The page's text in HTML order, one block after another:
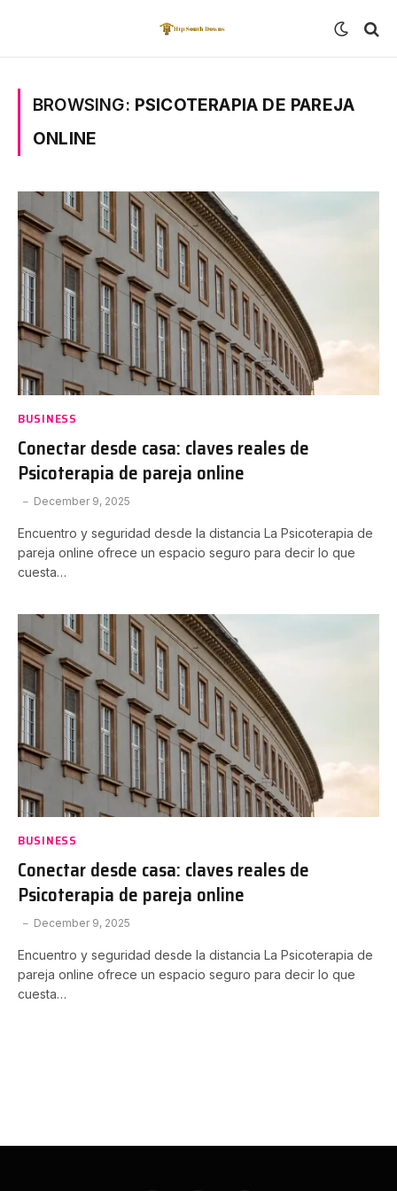
BROWSING: PSICOTERAPIA DE PAREJA
ONLINE
BUSINESS
Conectar desde casa: claves reales de
Psicoterapia de pareja online
December 9, 2025
Encuentro y seguridad desde la distancia La Psicoterapia de
pareja online ofrece un espacio seguro para decir lo que
cuesta…
BUSINESS
Conectar desde casa: claves reales de
Psicoterapia de pareja online
December 9, 2025
Encuentro y seguridad desde la distancia La Psicoterapia de
pareja online ofrece un espacio seguro para decir lo que
cuesta…